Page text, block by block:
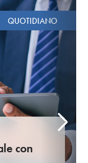
QUOTIDIANO
con